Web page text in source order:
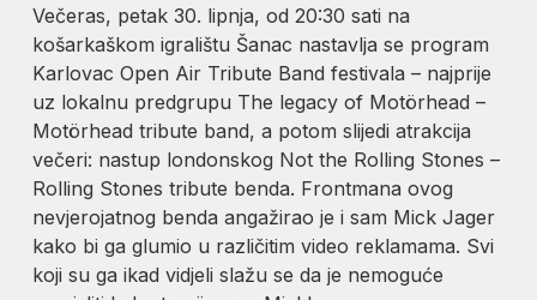
Večeras, petak 30. lipnja, od 20:30 sati na
košarkaškom igralištu Šanac nastavlja se program
Karlovac Open Air Tribute Band festivala – najprije
uz lokalnu predgrupu The legacy of Motörhead –
Motörhead tribute band, a potom slijedi atrakcija
večeri: nastup londonskog Not the Rolling Stones –
Rolling Stones tribute benda. Frontmana ovog
nevjerojatnog benda angažirao je i sam Mick Jager
kako bi ga glumio u različitim video reklamama. Svi
koji su ga ikad vidjeli slažu se da je nemoguće